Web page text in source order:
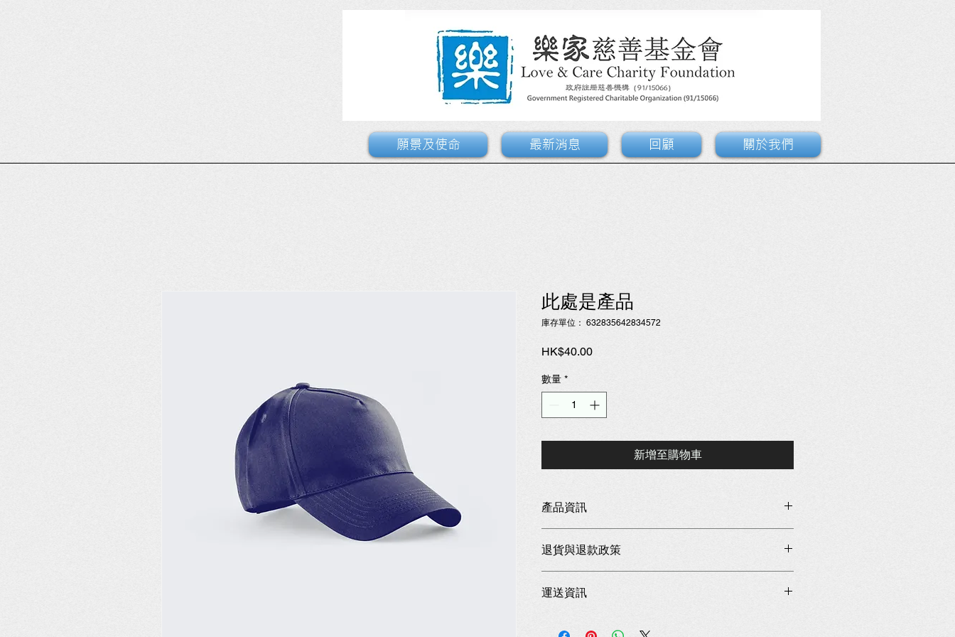
願景及使命 最新消息 回顧 關於我們
此處是產品
庫存單位： 632835642834572
HK$40.00價
數量 *
新增至購物車
產品資訊
寸、材料、保固和清洗說明。另外，您也可在此處形容產
客有信心和决心購買產品。
退貨與退款政策
產品。撰寫政策時，請盡量開門見山，以便建立互信，讓
運送資訊